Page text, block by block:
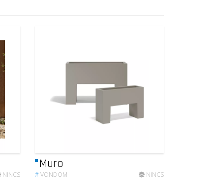
NINCS
Muro
#VONDOM NINCS